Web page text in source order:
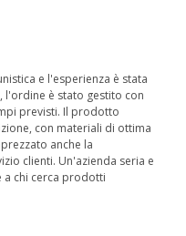
e l'esperienza è stata
l'ordine è stato gestito con
previsti. Il prodotto
con materiali di ottima
anche la
clienti. Un'azienda seria e
a chi cerca prodotti